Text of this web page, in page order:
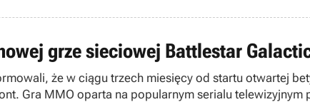
grze sieciowej Battlestar
że w ciągu trzech miesięcy od startu otwartej
Gra MMO oparta na popularnym serialu telewizyjnym